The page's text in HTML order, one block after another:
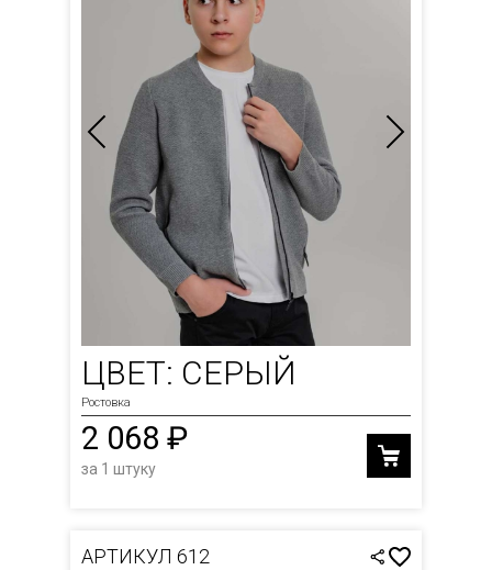
ЦВЕТ: СЕРЫЙ
Ростовка
2 068 ₽
за 1 штуку
АРТИКУЛ 612